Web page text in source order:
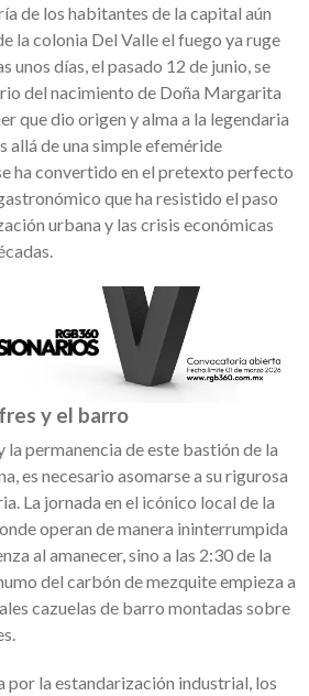
de los habitantes de la capital aún
la colonia Del Valle el fuego ya ruge
unos días, el pasado 12 de junio, se
del nacimiento de Doña Margarita
que dio origen y alma a la legendaria
allá de una simple efeméride
ha convertido en el pretexto perfecto
que ha resistido el paso
urbana y las crisis económicas
y el barro
la permanencia de este bastión de la
es necesario asomarse a su rigurosa
La jornada en el icónico local de la
operan de manera ininterrumpida
al amanecer, sino a las 2:30 de la
del carbón de mezquite empieza a
cazuelas de barro montadas sobre
por la estandarización industrial, los